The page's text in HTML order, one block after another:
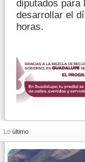
diputados para
desarrollar el
horas.
Lo último